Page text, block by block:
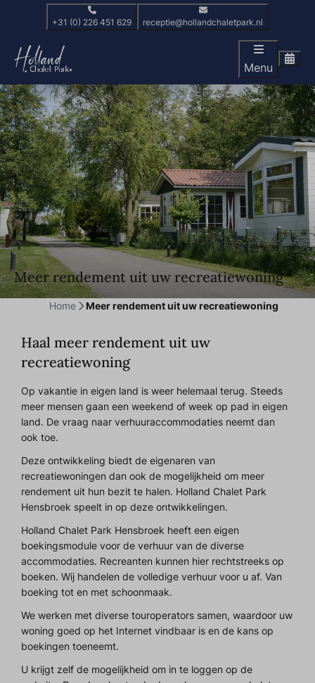
+31 (0) 226 451 629 receptie@hollandchaletpark.nl
Menu
Meer rendement uit uw recreatiewoning
Home Meer rendement uit uw recreatiewoning
Haal meer rendement uit uw
recreatiewoning
Op vakantie in eigen land is weer helemaal terug. Steeds
meer mensen gaan een weekend of week op pad in eigen
land. De vraag naar verhuuraccommodaties neemt dan
ook toe.
Deze ontwikkeling biedt de eigenaren van
recreatiewoningen dan ook de mogelijkheid om meer
rendement uit hun bezit te halen. Holland Chalet Park
Hensbroek speelt in op deze ontwikkelingen.
Holland Chalet Park Hensbroek heeft een eigen
boekingsmodule voor de verhuur van de diverse
accommodaties. Recreanten kunnen hier rechtstreeks op
boeken. Wij handelen de volledige verhuur voor u af. Van
boeking tot en met schoonmaak.
We werken met diverse touroperators samen, waardoor uw
woning goed op het Internet vindbaar is en de kans op
boekingen toeneemt.
U krijgt zelf de mogelijkheid om in te loggen op de